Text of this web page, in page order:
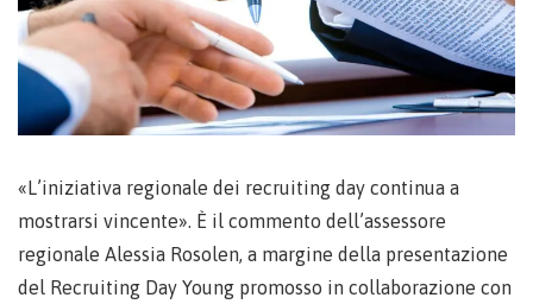
«L’iniziativa regionale dei recruiting day continua a
mostrarsi vincente». È il commento dell’assessore
regionale Alessia Rosolen, a margine della presentazione
del Recruiting Day Young promosso in collaborazione con